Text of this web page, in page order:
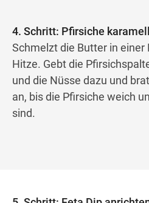
4. Schritt: Pfirsiche
Schmelzt die Butter in
Hitze. Gebt die
und die Nüsse dazu und
an, bis die Pfirsiche weich
sind.